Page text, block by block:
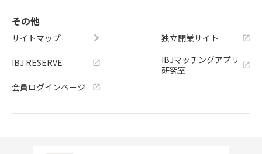
その他
サイトマップ
IBJ RESERVE
会員ログインページ
独立開業サイト
IBJマッチングアプリ
研究室